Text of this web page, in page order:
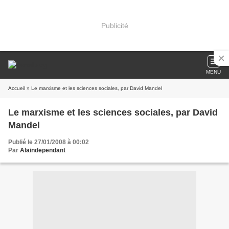
Publicité
MENU
Accueil » Le marxisme et les sciences sociales, par David Mandel
Le marxisme et les sciences sociales, par David
Mandel
Publié le 27/01/2008 à 00:02
Par Alaindependant